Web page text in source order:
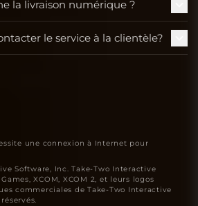
la livraison numérique ?
le service à la clientèle?
une connexion à Internet pour
Software, Inc. Take-Two Interactive
XCOM, XCOM 2, et leurs logos
commerciales de Take-Two Interactive